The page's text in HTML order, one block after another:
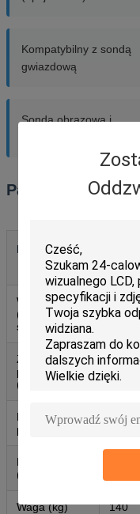
Kompatybilny z sondą
gwiazdową
Sonda obrazowa i
Parametry
Model
200
Wymiary
(mm) (dł. ×
szer. × wys.)
Zakres
pomiarowy
(mm) (X×Y×Z)
Dokładność
pomiaru (μm)
Powtarzalność
(µm)
Waga (kg) 140